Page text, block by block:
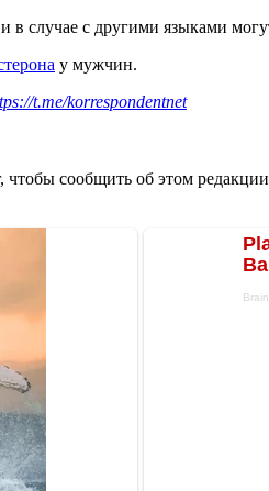
случае с другими языками
у мужчин.
t.me/korrespondentnet
сообщить об этом